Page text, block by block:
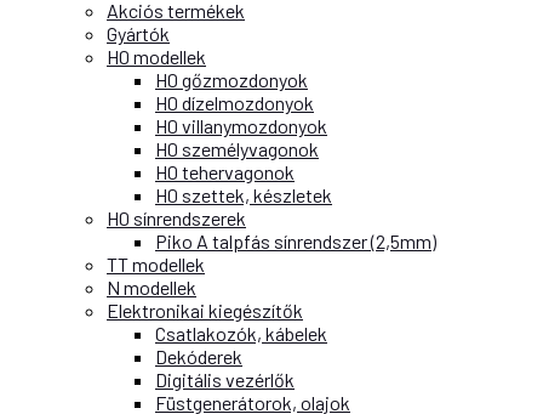
Akciós termékek
Gyártók
H0 modellek
H0 gőzmozdonyok
H0 dízelmozdonyok
H0 villanymozdonyok
H0 személyvagonok
H0 tehervagonok
H0 szettek, készletek
H0 sínrendszerek
Piko A talpfás sínrendszer (2,5mm)
TT modellek
N modellek
Elektronikai kiegészítők
Csatlakozók, kábelek
Dekóderek
Digitális vezérlők
Füstgenerátorok, olajok